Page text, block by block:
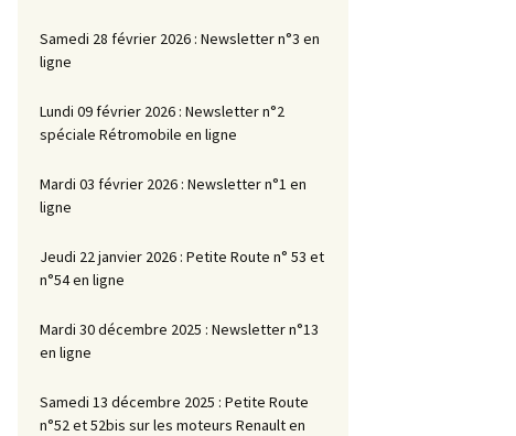
Samedi 28 février 2026 : Newsletter n°3 en
ligne
Lundi 09 février 2026 : Newsletter n°2
spéciale Rétromobile en ligne
Mardi 03 février 2026 : Newsletter n°1 en
ligne
Jeudi 22 janvier 2026 : Petite Route n° 53 et
n°54 en ligne
Mardi 30 décembre 2025 : Newsletter n°13
en ligne
Samedi 13 décembre 2025 : Petite Route
n°52 et 52bis sur les moteurs Renault en